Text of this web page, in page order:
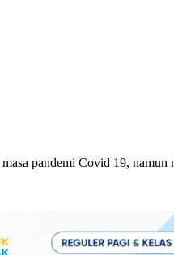
pandemi Covid 19, namun